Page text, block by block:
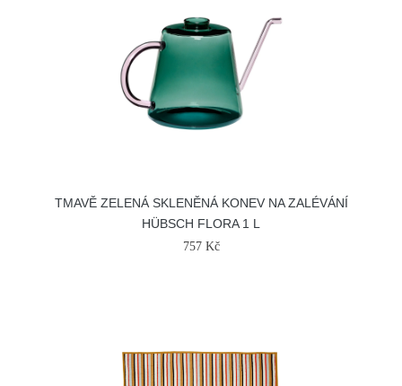
TMAVĚ ZELENÁ SKLENĚNÁ KONEV NA ZALÉVÁNÍ
HÜBSCH FLORA 1 L
757 Kč